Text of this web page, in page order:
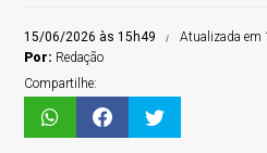
15/06/2026 às 15h49
Atualizada
Por: Redação
Compartilhe: